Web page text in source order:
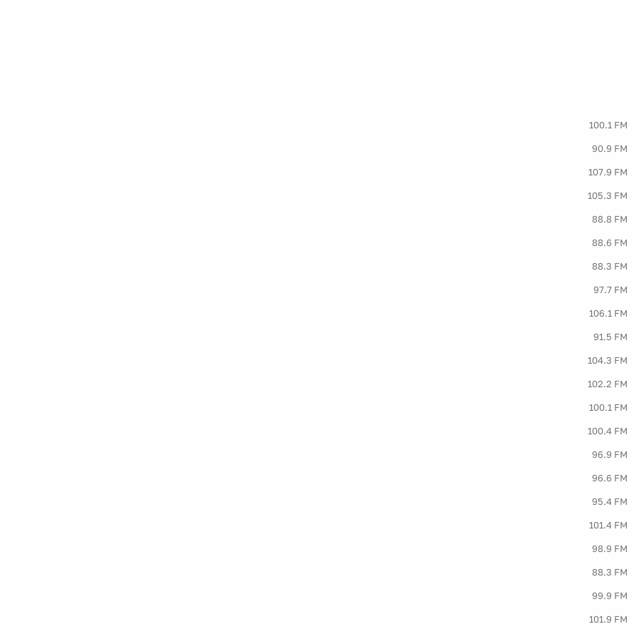
100.1 FM
90.9 FM
107.9 FM
105.3 FM
88.8 FM
88.6 FM
88.3 FM
97.7 FM
106.1 FM
91.5 FM
104.3 FM
102.2 FM
100.1 FM
100.4 FM
96.9 FM
96.6 FM
95.4 FM
101.4 FM
98.9 FM
88.3 FM
99.9 FM
101.9 FM